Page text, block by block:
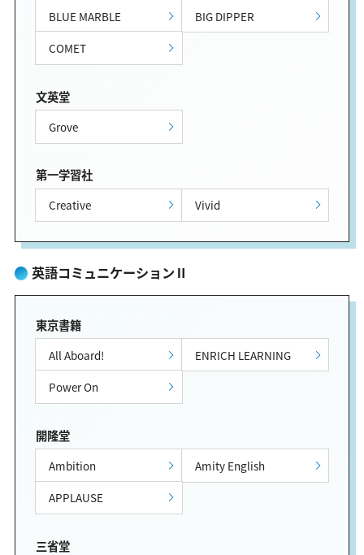
BLUE MARBLE
BIG DIPPER
COMET
文英堂
Grove
第一学習社
Creative Vivid
英語コミュニケーションⅡ
東京書籍
All Aboard!
ENRICH LEARNING
Power On
開隆堂
Ambition
Amity English
APPLAUSE
三省堂